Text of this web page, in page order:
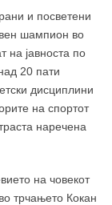
и посветени
шампион во
на јавноста по
20 пати
дисциплини
на спортот
наречена
на човекот
трчањето Кокан